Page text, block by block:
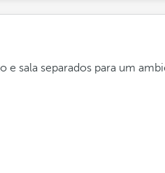
e sala separados para um